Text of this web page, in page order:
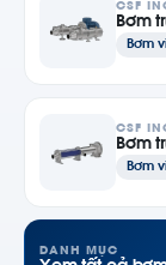
CSF
Bơm
Bơm
CSF
Bơm
Bơm
DANH MỤC